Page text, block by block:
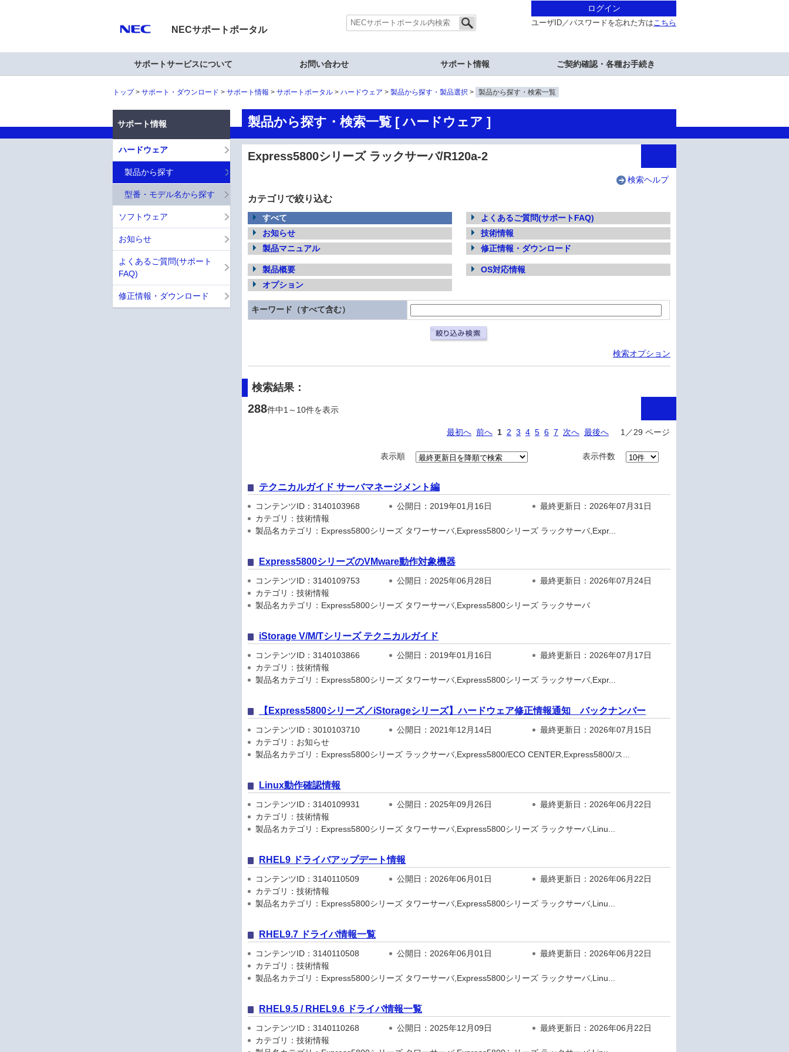
NECサポートポータル
ログイン
ユーザID／パスワードを忘れた方はこちら
サポートサービスについて お問い合わせ サポート情報 ご契約確認・各種お手続き
トップ サポート・ダウンロード サポート情報 サポートポータル ハードウェア 製品から探す・製品選択 製品から探す・検索一覧
製品から探す・検索一覧 [ ハードウェア ]
Express5800シリーズ ラックサーバ/R120a-2
検索ヘルプ
カテゴリで絞り込む
すべて
よくあるご質問(サポートFAQ)
お知らせ
技術情報
製品マニュアル
修正情報・ダウンロード
製品概要
OS対応情報
オプション
キーワード（すべて含む）
検索オプション
検索結果：
288件中1～10件を表示
最初へ 前へ 1 2 3 4 5 6 7 次へ 最後へ 1／29 ページ
表示順 表示件数
テクニカルガイド サーバマネージメント編
コンテンツID：3140103968 公開日：2019年01月16日
最終更新日：2026年07月31日
カテゴリ：技術情報
製品名カテゴリ：Express5800シリーズ タワーサーバ,Express5800シリーズ ラックサーバ,Expr...
Express5800シリーズのVMware動作対象機器
コンテンツID：3140109753 公開日：2025年06月28日
最終更新日：2026年07月24日
カテゴリ：技術情報
製品名カテゴリ：Express5800シリーズ タワーサーバ,Express5800シリーズ ラックサーバ
iStorage V/M/Tシリーズ テクニカルガイド
コンテンツID：3140103866 公開日：2019年01月16日
最終更新日：2026年07月17日
カテゴリ：技術情報
製品名カテゴリ：Express5800シリーズ タワーサーバ,Express5800シリーズ ラックサーバ,Expr...
【Express5800シリーズ／iStorageシリーズ】ハードウェア修正情報通知 バックナンバー
コンテンツID：3010103710 公開日：2021年12月14日
最終更新日：2026年07月15日
カテゴリ：お知らせ
製品名カテゴリ：Express5800シリーズ ラックサーバ,Express5800/ECO CENTER,Express5800/ス...
Linux動作確認情報
コンテンツID：3140109931 公開日：2025年09月26日
最終更新日：2026年06月22日
カテゴリ：技術情報
製品名カテゴリ：Express5800シリーズ タワーサーバ,Express5800シリーズ ラックサーバ,Linu...
RHEL9 ドライバアップデート情報
コンテンツID：3140110509 公開日：2026年06月01日
最終更新日：2026年06月22日
カテゴリ：技術情報
製品名カテゴリ：Express5800シリーズ タワーサーバ,Express5800シリーズ ラックサーバ,Linu...
RHEL9.7 ドライバ情報一覧
コンテンツID：3140110508 公開日：2026年06月01日
最終更新日：2026年06月22日
カテゴリ：技術情報
製品名カテゴリ：Express5800シリーズ タワーサーバ,Express5800シリーズ ラックサーバ,Linu...
RHEL9.5 / RHEL9.6 ドライバ情報一覧
コンテンツID：3140110268 公開日：2025年12月09日
最終更新日：2026年06月22日
カテゴリ：技術情報
サポート情報
ハードウェア
製品から探す
型番・モデル名から探す
ソフトウェア
お知らせ
よくあるご質問(サポート
FAQ)
修正情報・ダウンロード